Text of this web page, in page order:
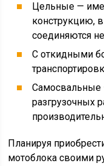
Цельные —
конструкцию,
соединяются
С откидными
Самосвальные
разгрузочных
Планируя
мотоблока своими